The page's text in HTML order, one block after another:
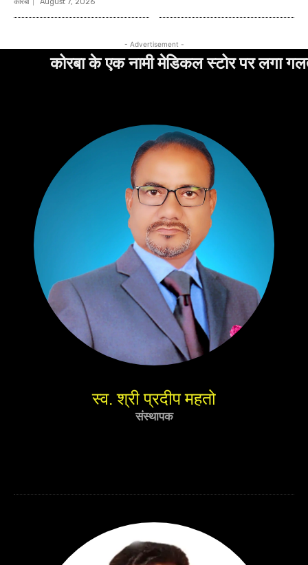
स्व. श्री प्रदीप महतो
संस्थापक